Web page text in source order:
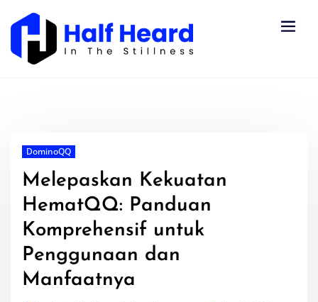
content
DominoQQ
Melepaskan Kekuatan
HematQQ: Panduan
Komprehensif untuk
Penggunaan dan
Manfaatnya